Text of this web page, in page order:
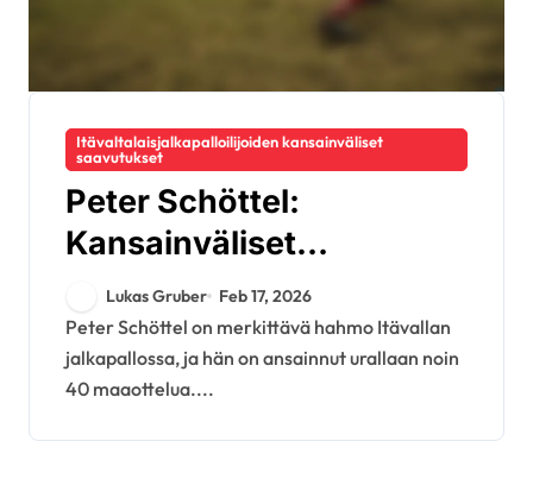
Itävaltalaisjalkapalloilijoiden kansainväliset
saavutukset
Peter Schöttel:
Kansainväliset
turnaukset, maaottelut,
panokset
Lukas Gruber Feb 17, 2026
Peter Schöttel on merkittävä hahmo Itävallan
jalkapallossa, ja hän on ansainnut urallaan noin
40 maaottelua....